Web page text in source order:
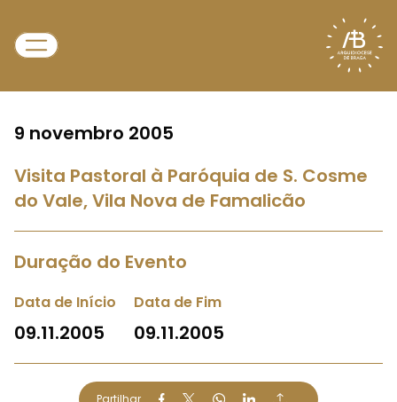
9 novembro 2005
Visita Pastoral à Paróquia de S. Cosme
do Vale, Vila Nova de Famalicão
Duração do Evento
Data de Início
09.11.2005
Data de Fim
09.11.2005
Partilhar